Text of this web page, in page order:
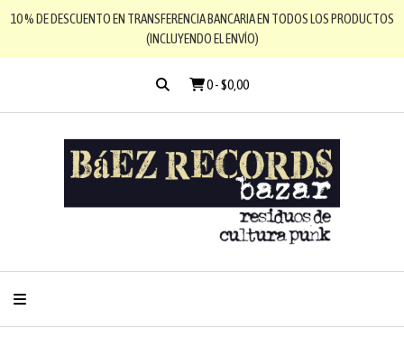
10 % DE DESCUENTO EN TRANSFERENCIA BANCARIA EN TODOS LOS PRODUCTOS
(INCLUYENDO EL ENVÍO)
0 -$0,00